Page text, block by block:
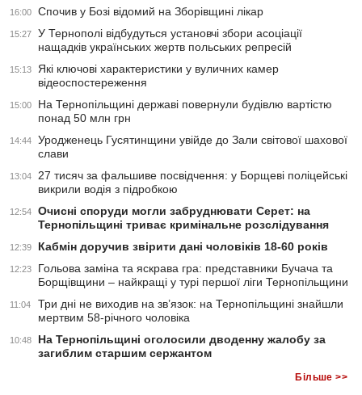
16:00 Спочив у Бозі відомий на Зборівщині лікар
15:27
У Тернополі відбудуться установчі збори асоціації
нащадків українських жертв польських репресій
15:13
Які ключові характеристики у вуличних камер
відеоспостереження
15:00
На Тернопільщині державі повернули будівлю вартістю
понад 50 млн грн
14:44
Уродженець Гусятинщини увійде до Зали світової шахової
слави
13:04
27 тисяч за фальшиве посвідчення: у Борщеві поліцейські
викрили водія з підробкою
12:54
Очисні споруди могли забруднювати Серет: на
Тернопільщині триває кримінальне розслідування
12:39 Кабмін доручив звірити дані чоловіків 18-60 років
12:23
Гольова заміна та яскрава гра: представники Бучача та
Борщівщини – найкращі у турі першої ліги Тернопільщини
11:04
Три дні не виходив на зв’язок: на Тернопільщині знайшли
мертвим 58-річного чоловіка
10:48
На Тернопільщині оголосили дводенну жалобу за
загиблим старшим сержантом
Більше >>